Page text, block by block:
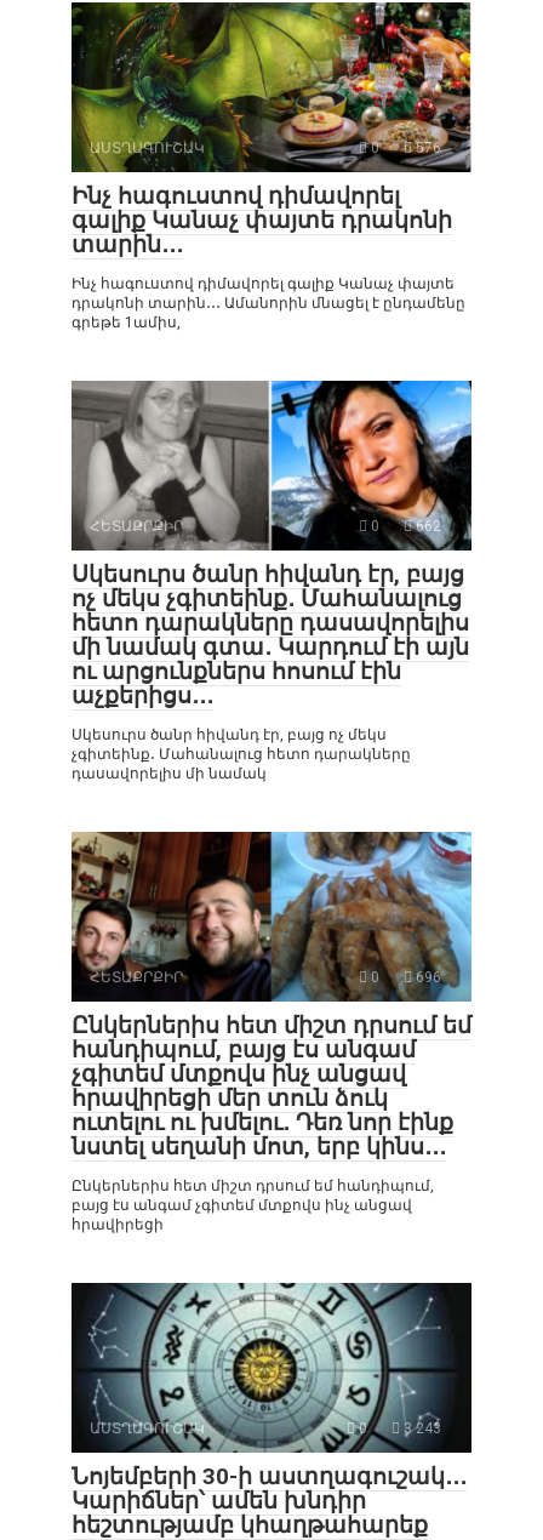
ԱՍՏՂԱԳՈՒՇԱԿ 0 576
Ինչ հագուստով դիմավորել
գալիք Կանաչ փայտե դրակոնի
տարին․․․
Ինչ հագուստով դիմավորել գալիք Կանաչ փայտե
դրակոնի տարին․․․ Ամանորին մնացել է ընդամենը
գրեթե 1ամիս,
ՀԵՏԱՔՐՔԻՐ 0 662
Սկեսուրս ծանր հիվանդ էր, բայց
ոչ մեկս չգիտեինք․ Մահանալուց
հետո դարակները դասավորելիս
մի նամակ գտա․ Կարդում էի այն
ու արցունքներս հոսում էին
աչքերիցս․․․
Սկեսուրս ծանր հիվանդ էր, բայց ոչ մեկս
չգիտեինք․ Մահանալուց հետո դարակները
դասավորելիս մի նամակ
ՀԵՏԱՔՐՔԻՐ 0 696
Ընկերներիս հետ միշտ դրսում եմ
հանդիպում, բայց էս անգամ
չգիտեմ մտքովս ինչ անցավ
հրավիրեցի մեր տուն ձուկ
ուտելու ու խմելու․ Դեռ նոր էինք
նստել սեղանի մոտ, երբ կինս․․․
Ընկերներիս հետ միշտ դրսում եմ հանդիպում,
բայց էս անգամ չգիտեմ մտքովս ինչ անցավ
հրավիրեցի
ԱՍՏՂԱԳՈՒՇԱԿ 0 3 243
Նոյեմբերի 30-ի աստղագուշակ․․․
Կարիճներ՝ ամեն խնդիր
հեշտությամբ կհաղթահարեք